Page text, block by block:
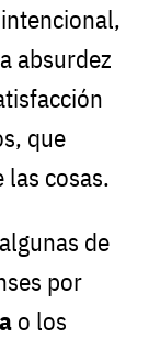
absurdez
que
las cosas.
de
por
o los